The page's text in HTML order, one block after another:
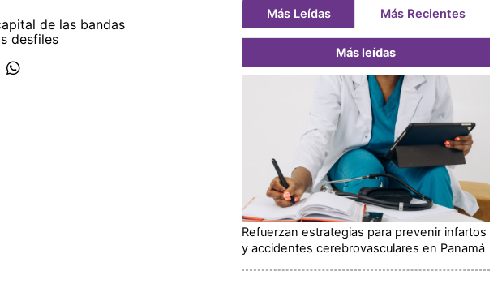
de las bandas
desfiles
Más Leídas Más Recientes
Más leídas
Refuerzan estrategias para prevenir infartos
y accidentes cerebrovasculares en Panamá